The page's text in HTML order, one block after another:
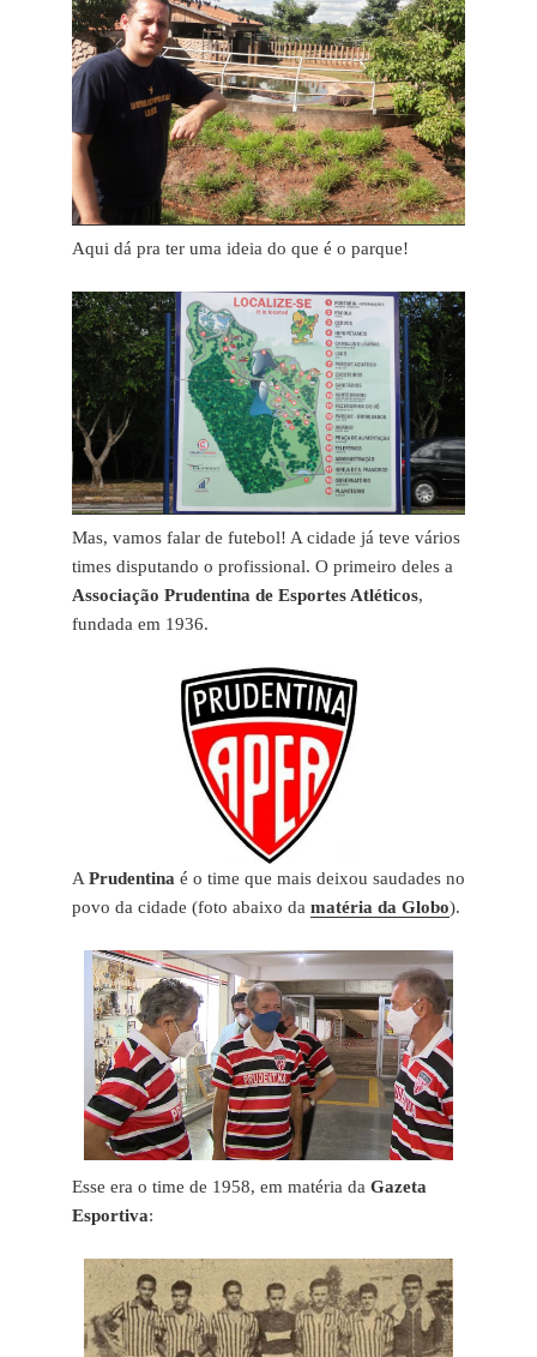
Aqui dá pra ter uma ideia do que é o parque!
Mas, vamos falar de futebol! A cidade já teve vários
times disputando o profissional. O primeiro deles a
Associação Prudentina de Esportes Atléticos,
fundada em 1936.
A Prudentina é o time que mais deixou saudades no
povo da cidade (foto abaixo da matéria da Globo).
Esse era o time de 1958, em matéria da Gazeta
Esportiva: